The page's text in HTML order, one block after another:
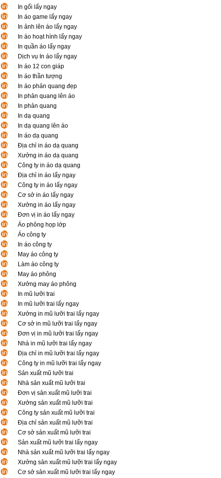
In gối lấy ngay
In áo game lấy ngay
In ảnh lên áo lấy ngay
In áo hoạt hình lấy ngay
In quần áo lấy ngay
Dịch vụ In áo lấy ngay
In áo 12 con giáp
In áo thần tượng
In áo phản quang đẹp
In phản quang lên áo
In phản quang
In dạ quang
In dạ quang lên áo
In áo dạ quang
Địa chỉ in áo dạ quang
Xưởng in áo dạ quang
Công ty in áo dạ quang
Địa chỉ in áo lấy ngay
Công ty in áo lấy ngay
Cơ sở in áo lấy ngay
Xưởng in áo lấy ngay
Đơn vị in áo lấy ngay
Áo phông họp lớp
Áo công ty
In áo công ty
May áo công ty
Làm áo công ty
May áo phông
Xưởng may áo phông
In mũ lưỡi trai
In mũ lưỡi trai lấy ngay
Xưởng in mũ lưỡi trai lấy ngay
Cơ sở in mũ lưỡi trai lấy ngay
Đơn vị in mũ lưỡi trai lấy ngay
Nhà in mũ lưỡi trai lấy ngay
Địa chỉ in mũ lưỡi trai lấy ngay
Công ty in mũ lưỡi trai lấy ngay
Sản xuất mũ lưỡi trai
Nhà sản xuất mũ lưỡi trai
Đơn vị sản xuất mũ lưỡi trai
Xưởng sản xuất mũ lưỡi trai
Công ty sản xuất mũ lưỡi trai
Địa chỉ sản xuất mũ lưỡi trai
Cơ sở sản xuất mũ lưỡi trai
Sản xuất mũ lưỡi trai lấy ngay
Nhà sản xuất mũ lưỡi trai lấy ngay
Xưởng sản xuất mũ lưỡi trai lấy ngay
Cơ sở sản xuất mũ lưỡi trai lấy ngay